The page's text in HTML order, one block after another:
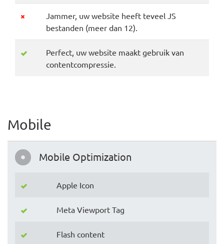
Jammer, uw website heeft teveel JS
bestanden (meer dan 12).
Perfect, uw website maakt gebruik van
contentcompressie.
Mobile
Mobile Optimization
Apple Icon
Meta Viewport Tag
Flash content